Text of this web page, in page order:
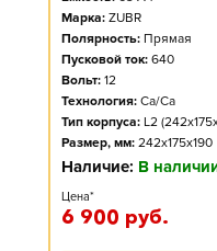
Марка: ZUBR
Полярность: Прямая
Пусковой ток: 640
Вольт: 12
Технология: Ca/Ca
Тип корпуса: L2
Размер, мм: 242x175x190
Наличие: В
Цена*
6 900 руб.